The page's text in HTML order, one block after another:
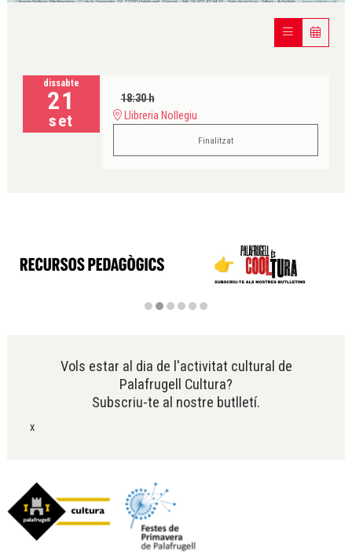
dissabte
21
set
18:30 h
Llibreria Nollegiu
Finalitzat
Vols estar al dia de l'activitat cultural de
Palafrugell Cultura?
Subscriu-te al nostre butlletí.
x